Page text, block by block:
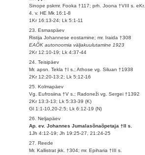
Sinope pskmr. Fooka †117; prh. Joona †VIII s. eKr.
4. v. HE Mk 16:1-8
1Kr 16:13-24; Lk 5:1-11
23. Esmaspäev
Ristija Johannese eostamine; mr. Iraida †308
EAÕK autonoomia väljakuulutamine 1923
2Kr 12:10-19; Lk 4:37-44
24. Teisipäev
Mr. apsn. Tekla †I s.; Athose vg. Siluan †1938
2Kr 12:20-13:2; Lk 5:12-16
25. Kolmapäev
Vg. Eufrosiina †V s.; Radoneži vg. Sergei †1392
2Kr 13:3-13; Lk 5:33-39 (K)
Gl 1:1-10,20-2:5; Lk 6:12-19 (N)
26. Neljapäev
Ap. ev. Johannes Jumalasõnaõpetaja †II s.
1Jh 4:12-19; Jh 19:25-27, 21:24-25
27. Reede
Mr. Kallistrat jkk. †304; mr. Epiharia †III s.